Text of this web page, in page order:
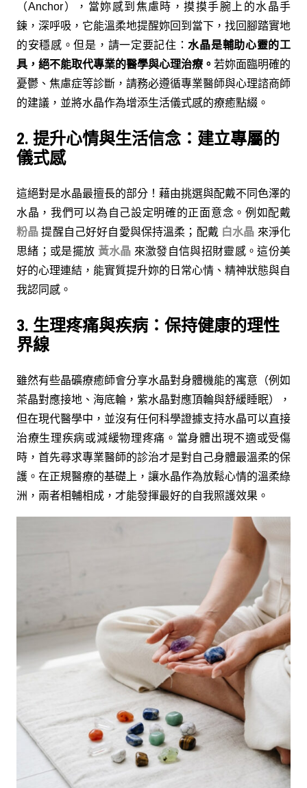
（Anchor），當妳感到焦慮時，摸摸手腕上的水晶手
鍊，深呼吸，它能溫柔地提醒妳回到當下，找回腳踏實地
的安穩感。但是，請一定要記住：水晶是輔助心靈的工
具，絕不能取代專業的醫學與心理治療。 若妳面臨明確的
憂鬱、焦慮症等診斷，請務必遵循專業醫師與心理諮商師
的建議，並將水晶作為增添生活儀式感的療癒點綴。
2. 提升心情與生活信念：建立專屬的
儀式感
這絕對是水晶最擅長的部分！藉由挑選與配戴不同色澤的
水晶，我們可以為自己設定明確的正面意念。例如配戴
粉晶 提醒自己好好自愛與保持溫柔；配戴 白水晶 來淨化
思緒；或是擺放 黃水晶 來激發自信與招財靈感。這份美
好的心理連結，能實質提升妳的日常心情、精神狀態與自
我認同感。
3. 生理疼痛與疾病：保持健康的理性
界線
雖然有些晶礦療癒師會分享水晶對身體機能的寓意（例如
茶晶對應接地、海底輪，紫水晶對應頂輪與舒緩睡眠），
但在現代醫學中，並沒有任何科學證據支持水晶可以直接
治療生理疾病或減緩物理疼痛。當身體出現不適或受傷
時，首先尋求專業醫師的診治才是對自己身體最溫柔的保
護。在正規醫療的基礎上，讓水晶作為放鬆心情的溫柔綠
洲，兩者相輔相成，才能發揮最好的自我照護效果。